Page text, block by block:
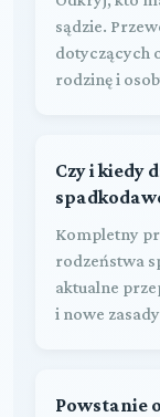
sądzie.
dotyczących
rodzinę i
Czy i kiedy
Kompletny
rodzeństwa
aktualne
i nowe
Powstanie